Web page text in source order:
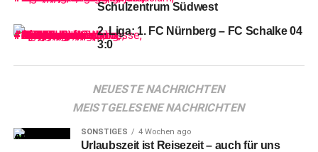
Privatbrauerei) und Elisabeth Ries (rechts von Urkunde – Referentin für
Jugend, Familie und Soziales – Stadt Nürnberg) übergeben an Irfan
Taufik und sein Ensemble von „Theaterlabor Nürnberg“ die Urkunde
Schulzentrum Südwest
2. Liga: 1. FC Nürnberg – FC Schalke 04
3:0
NEUESTE NACHRICHTEN
MEISTGELESENE NACHRICHTEN
SONSTIGES 4 Wochen ago
Urlaubszeit ist Reisezeit – auch für uns